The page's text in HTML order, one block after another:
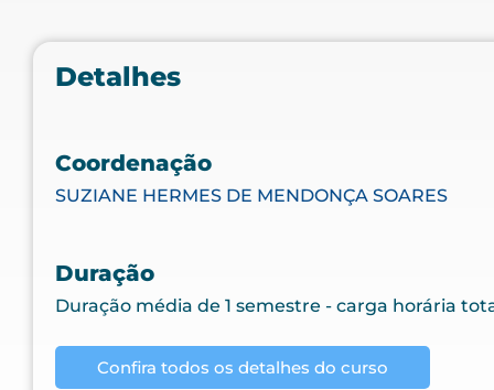
Detalhes
Coordenação
SUZIANE HERMES DE MENDONÇA SOARES
Duração
Duração média de 1 semestre - carga horária
Confira todos os detalhes do curso